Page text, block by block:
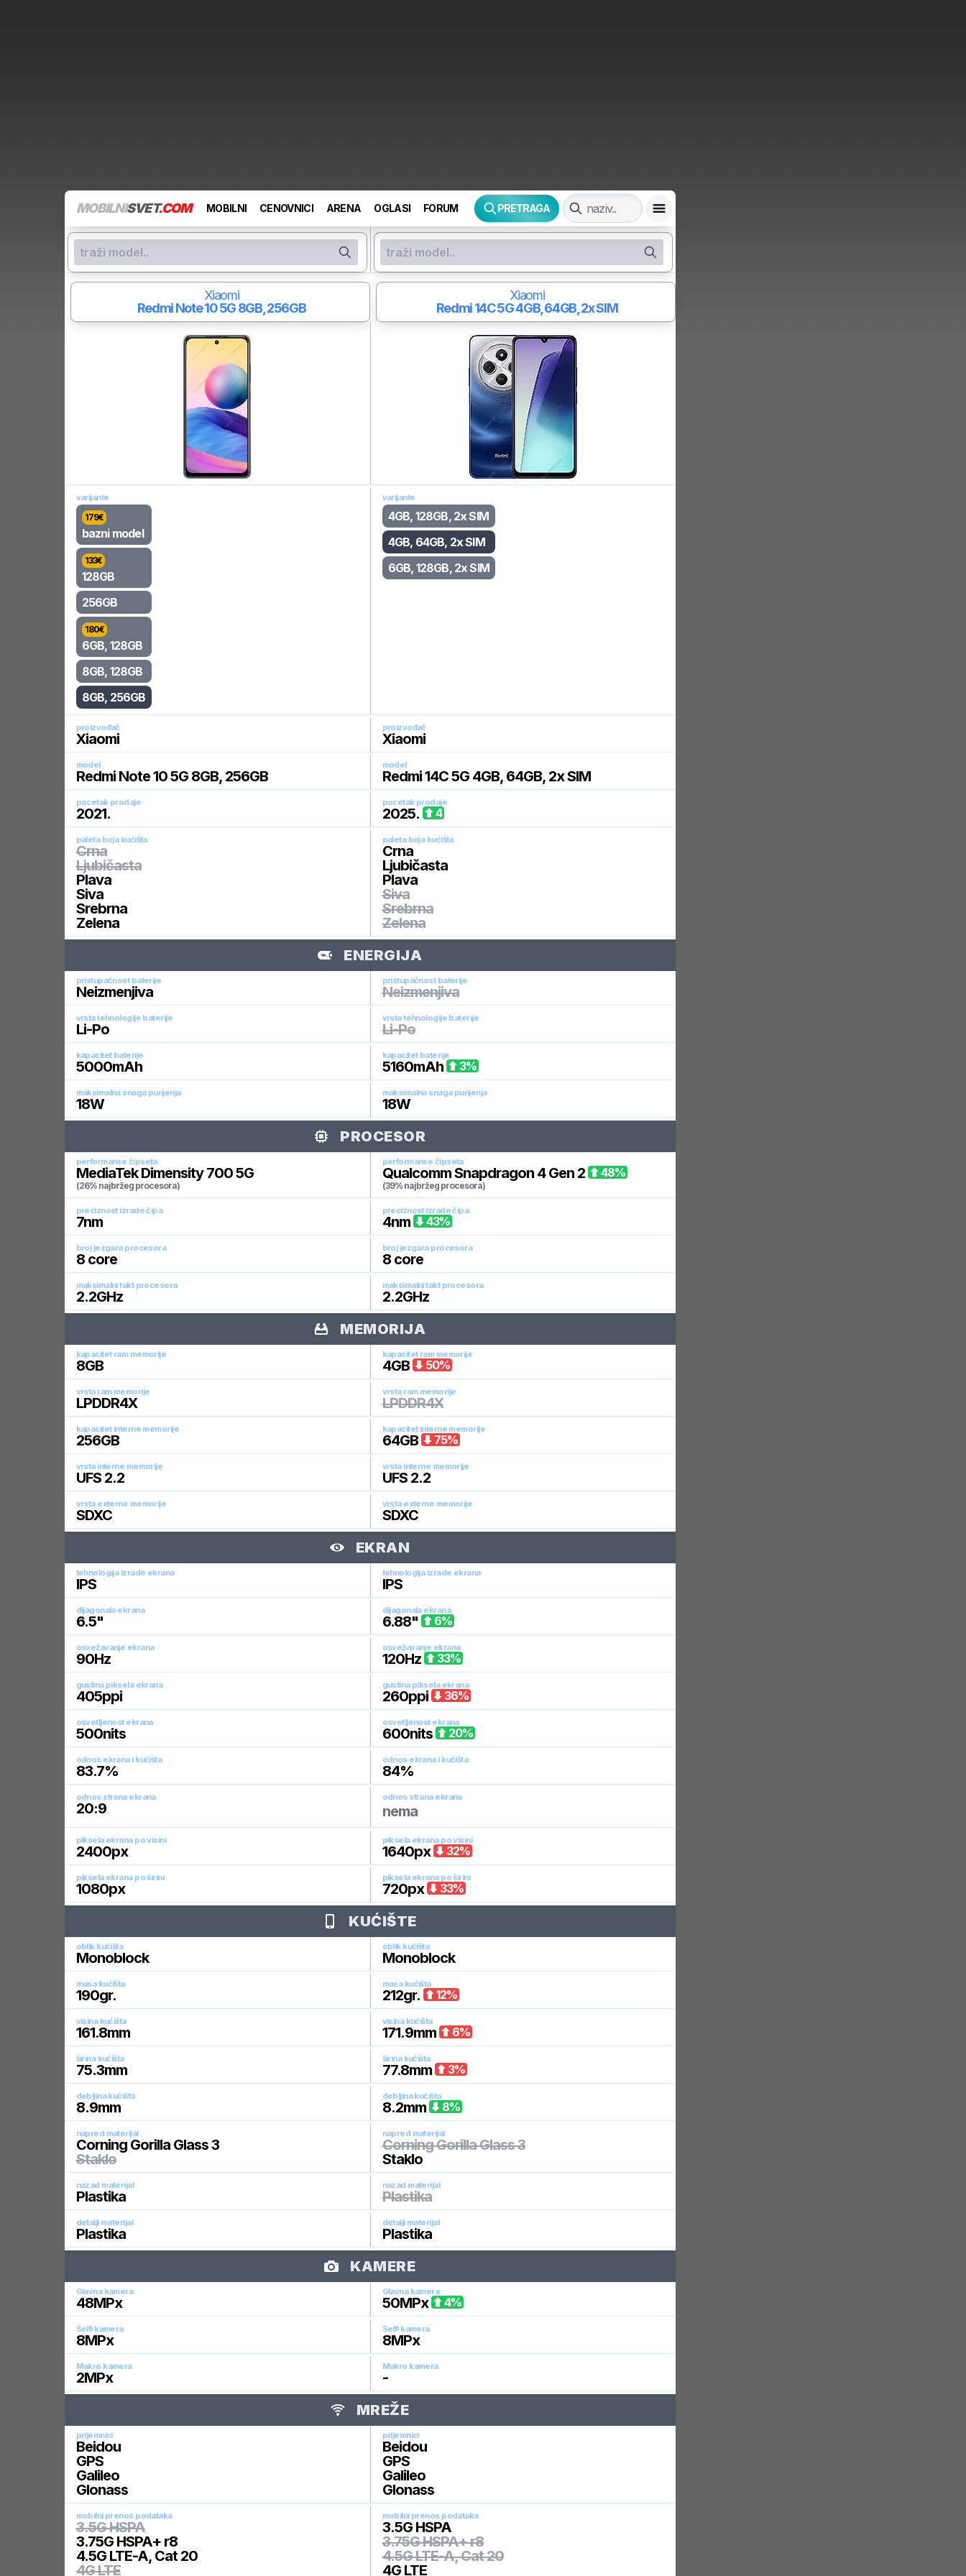
MOBILNISVET.COM MOBILNI CENOVNICI ARENA OGLASI FORUM PRETRAGA
Xiaomi
Redmi Note 10 5G8GB, 256GB
Xiaomi
Redmi 14C 5G4GB, 64GB, 2x SIM
varijante
179€
bazni model
133€
128GB
256GB
180€
6GB, 128GB
8GB, 128GB
8GB, 256GB
varijante
4GB, 128GB, 2x SIM
4GB, 64GB, 2x SIM
6GB, 128GB, 2x SIM
proizvođač
Xiaomi
proizvođač
Xiaomi
model
Redmi Note 10 5G 8GB, 256GB
model
Redmi 14C 5G 4GB, 64GB, 2x SIM
pocetak prodaje
2021.
pocetak prodaje
2025. 4
paleta boja kućišta
Crna
Ljubičasta
Plava
Siva
Srebrna
Zelena
paleta boja kućišta
Crna
Ljubičasta
Plava
Siva
Srebrna
Zelena
ENERGIJA
pristupačnost baterije
Neizmenjiva
pristupačnost baterije
Neizmenjiva
vrsta tehnologije baterije
Li-Po
vrsta tehnologije baterije
Li-Po
kapacitet baterije
5000mAh
kapacitet baterije
5160mAh 3%
maksimalna snaga punjenja
18W
maksimalna snaga punjenja
18W
PROCESOR
performanse čipseta
MediaTek Dimensity 700 5G
(26% najbržeg procesora)
performanse čipseta
Qualcomm Snapdragon 4 Gen 2
(39% najbržeg procesora)
48%
preciznost izrade čipa
7nm
preciznost izrade čipa
4nm 43%
broj jezgara procesora
8core
broj jezgara procesora
8core
maksimalni takt procesora
2.2GHz
maksimalni takt procesora
2.2GHz
MEMORIJA
kapacitet ram memorije
8GB
kapacitet ram memorije
4GB 50%
vrsta ram memorije
LPDDR4X
vrsta ram memorije
LPDDR4X
kapacitet interne memorije
256GB
kapacitet interne memorije
64GB 75%
vrsta interne memorije
UFS 2.2
vrsta interne memorije
UFS 2.2
vrsta externe memorije
SDXC
vrsta externe memorije
SDXC
EKRAN
tehnologija izrade ekrana
IPS
tehnologija izrade ekrana
IPS
dijagonala ekrana
6.5"
dijagonala ekrana
6.88" 6%
osvežavanje ekrana
90Hz
osvežavanje ekrana
120Hz 33%
gustina piksela ekrana
405ppi
gustina piksela ekrana
260ppi 36%
osvetljenost ekrana
500nits
osvetljenost ekrana
600nits 20%
odnos ekrana i kućišta
83.7%
odnos ekrana i kućišta
84%
odnos strana ekrana
20:9
odnos strana ekrana
nema
piksela ekrana po visini
2400px
piksela ekrana po visini
1640px 32%
piksela ekrana po širini
1080px
piksela ekrana po širini
720px 33%
KUĆIŠTE
oblik kućišta
Monoblock
oblik kućišta
Monoblock
masa kućišta
190gr.
masa kućišta
212gr. 12%
visina kućišta
161.8mm
visina kućišta
171.9mm 6%
širina kućišta
75.3mm
širina kućišta
77.8mm 3%
debljina kućišta
8.9mm
debljina kućišta
8.2mm 8%
napred materijal
Corning Gorilla Glass 3
Staklo
napred materijal
Corning Gorilla Glass 3
Staklo
nazad materijal
Plastika
nazad materijal
Plastika
detalji materijal
Plastika
detalji materijal
Plastika
KAMERE
Glavna kamera
48MPx
Glavna kamera
50MPx 4%
Selfi kamera
8MPx
Selfi kamera
8MPx
Makro kamera
2MPx
Makro kamera
-
MREŽE
prijemnici
Beidou
GPS
Galileo
Glonass
prijemnici
Beidou
GPS
Galileo
Glonass
mobilni prenos podataka
3.5G HSPA
3.75G HSPA+ r8
4.5G LTE-A, Cat 20
4G LTE
mobilni prenos podataka
3.5G HSPA
3.75G HSPA+ r8
4.5G LTE-A, Cat 20
4G LTE